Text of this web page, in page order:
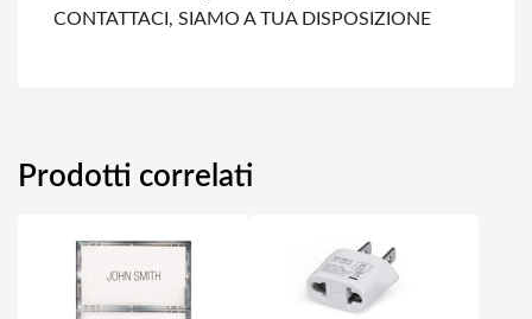
CONTATTACI, SIAMO A TUA DISPOSIZIONE
Prodotti correlati